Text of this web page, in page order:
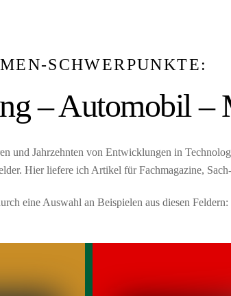
SCHWERPUNKTE:
– Automobil –
und Jahrzehnten von Entwicklungen in
Hier liefere ich Artikel für Fachmagazine,
eine Auswahl an Beispielen aus diesen Feldern: